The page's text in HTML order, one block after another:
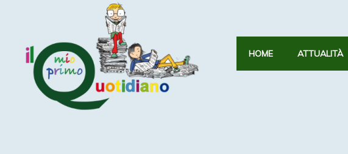
HOME ATTUALITÀ